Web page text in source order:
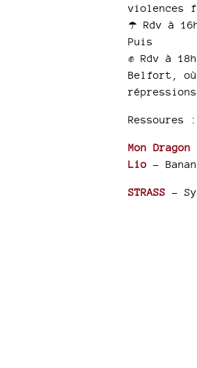
violences
☂️ Rdv à
Puis
✊ Rdv à
Belfort, où
répressions.
Ressoures :
Mon Dragon
Lio-
STRASS -